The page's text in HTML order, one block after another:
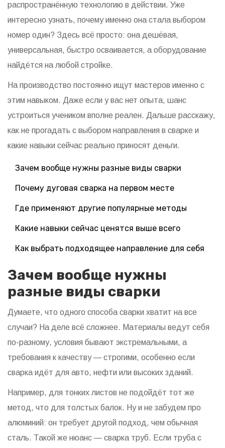
распространённую технологию в действии. Уже
интересно узнать, почему именно она стала выбором
номер один? Здесь всё просто: она дешёвая,
универсальная, быстро осваивается, а оборудование
найдётся на любой стройке.
На производство постоянно ищут мастеров именно с
этим навыком. Даже если у вас нет опыта, шанс
устроиться учеником вполне реален. Дальше расскажу,
как не прогадать с выбором направления в сварке и
какие навыки сейчас реально приносят деньги.
Зачем вообще нужны разные виды сварки
Почему дуговая сварка на первом месте
Где применяют другие популярные методы
Какие навыки сейчас ценятся выше всего
Как выбрать подходящее направление для себя
Зачем вообще нужны
разные виды сварки
Думаете, что одного способа сварки хватит на все
случаи? На деле всё сложнее. Материалы ведут себя
по-разному, условия бывают экстремальными, а
требования к качеству — строгими, особенно если
сварка идёт для авто, нефти или высоких зданий.
Например, для тонких листов не подойдёт тот же
метод, что для толстых балок. Ну и не забудем про
алюминий: он требует другой подход, чем обычная
сталь. Такой же нюанс — сварка труб. Если труба с